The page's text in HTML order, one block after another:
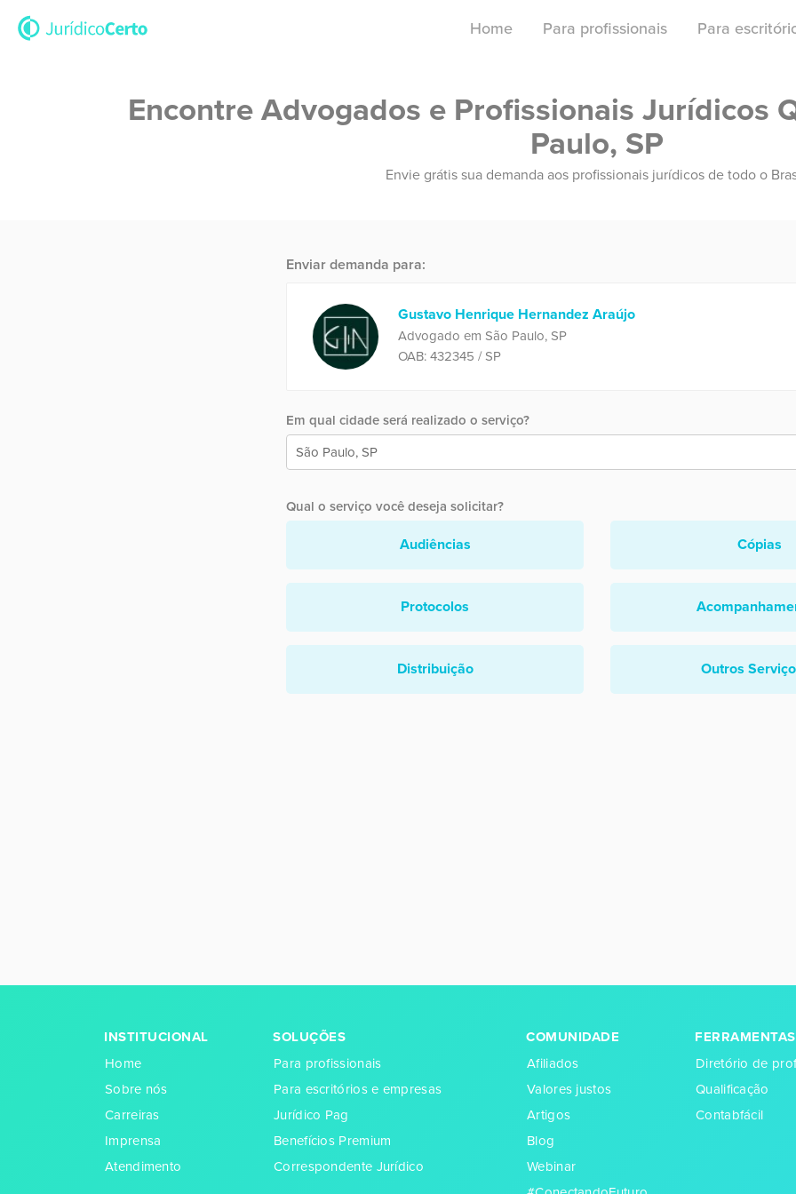
Home Para profissionais Para
Encontre Advogados e Profissionais Jurídicos
Paulo, SP
Envie grátis sua demanda aos profissionais jurídicos de todo o
Enviar demanda para:
Gustavo Henrique Hernandez Araújo
Advogado em São Paulo, SP
OAB: 432345 / SP
Em qual cidade será realizado o serviço?
Qual o serviço você deseja solicitar?
Audiências Cópias
Protocolos
Distribuição Outros
INSTITUCIONAL
Home
Sobre nós
Carreiras
Imprensa
Atendimento
SOLUÇÕES
Para profissionais
Para escritórios e empresas
Jurídico Pag
Benefícios Premium
Correspondente Jurídico
COMUNIDADE
Afiliados
Valores justos
Artigos
Blog
Webinar
FERRAMENTAS
Diretório de
Qualificação
Contabfácil